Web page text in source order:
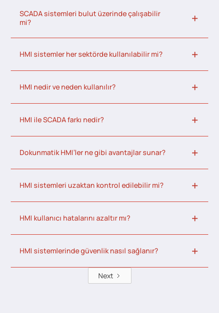
SCADA sistemleri bulut üzerinde çalışabilir
mi?
HMI sistemler her sektörde kullanılabilir mi?
HMI nedir ve neden kullanılır?
HMI ile SCADA farkı nedir?
Dokunmatik HMI’ler ne gibi avantajlar sunar?
HMI sistemleri uzaktan kontrol edilebilir mi?
HMI kullanıcı hatalarını azaltır mı?
HMI sistemlerinde güvenlik nasıl sağlanır?
Next